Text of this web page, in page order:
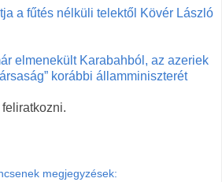
a fűtés nélküli telektől Kövér László
elmenekült Karabahból, az azeriek
korábbi államminiszterét
feliratkozni.
megjegyzések: